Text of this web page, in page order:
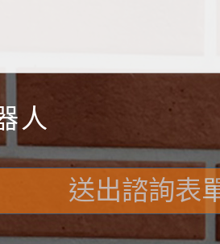
人
送出諮詢表